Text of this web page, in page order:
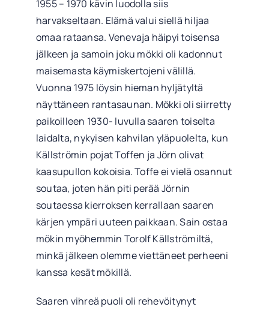
1955 – 1970 kävin luodolla siis
harvakseltaan. Elämä valui siellä hiljaa
omaa rataansa. Venevaja häipyi toisensa
jälkeen ja samoin joku mökki oli kadonnut
maisemasta käymiskertojeni välillä.
Vuonna 1975 löysin hieman hyljätyltä
näyttäneen rantasaunan. Mökki oli siirretty
paikoilleen 1930- luvulla saaren toiselta
laidalta, nykyisen kahvilan yläpuolelta, kun
Källströmin pojat Toffen ja Jörn olivat
kaasupullon kokoisia. Toffe ei vielä osannut
soutaa, joten hän piti perää Jörnin
soutaessa kierroksen kerrallaan saaren
kärjen ympäri uuteen paikkaan. Sain ostaa
mökin myöhemmin Torolf Källströmiltä,
minkä jälkeen olemme viettäneet perheeni
kanssa kesät mökillä.
Saaren vihreä puoli oli rehevöitynyt